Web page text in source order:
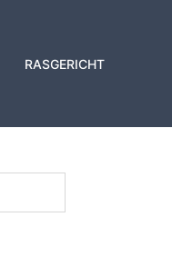
RASGERICHT